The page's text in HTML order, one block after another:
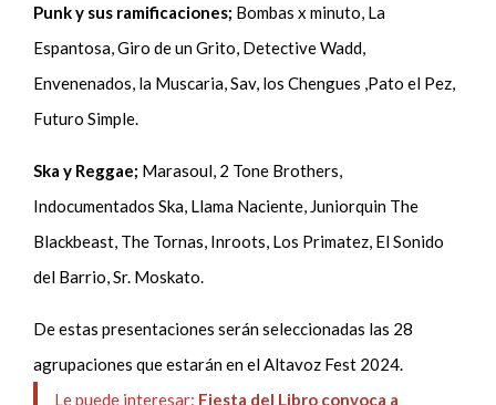
Punk y sus ramificaciones; Bombas x minuto, La
Espantosa, Giro de un Grito, Detective Wadd,
Envenenados, la Muscaria, Sav, los Chengues ,Pato el Pez,
Futuro Simple.
Ska y Reggae; Marasoul, 2 Tone Brothers,
Indocumentados Ska, Llama Naciente, Juniorquin The
Blackbeast, The Tornas, Inroots, Los Primatez, El Sonido
del Barrio, Sr. Moskato.
De estas presentaciones serán seleccionadas las 28
agrupaciones que estarán en el Altavoz Fest 2024.
Le puede interesar: Fiesta del Libro convoca a